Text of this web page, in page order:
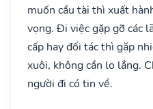
muốn cầu tài thì xuất
vọng. Đi việc gặp gỡ các
cấp hay đối tác thì gặp
xuôi, không cần lo lắng.
người đi có tin về.